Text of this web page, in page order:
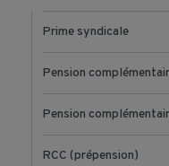
Prime syndicale
Pension
Pension
RCC (prépension)